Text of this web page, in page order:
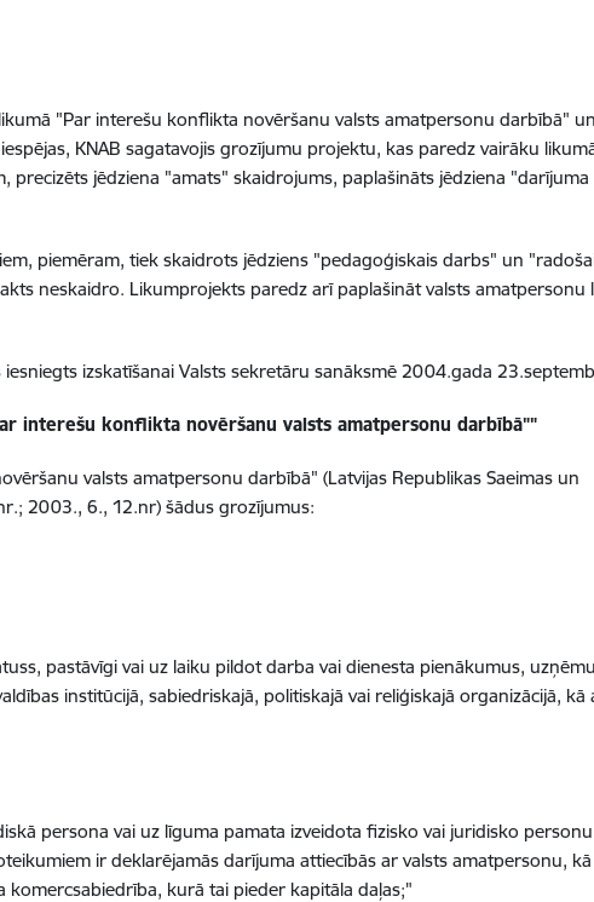
"Par interešu konflikta novēršanu valsts amatpersonu darbībā" un
KNAB sagatavojis grozījumu projektu, kas paredz vairāku
precizēts jēdziena "amats" skaidrojums, paplašināts jēdziena "darījuma
piemēram, tiek skaidrots jēdziens "pedagoģiskais darbs" un
neskaidro. Likumprojekts paredz arī paplašināt valsts amatpersonu
izskatīšanai Valsts sekretāru sanāksmē 2004.gada
interešu konflikta novēršanu valsts amatpersonu darbībā""
valsts amatpersonu darbībā" (Latvijas Republikas Saeimas un
2003., 6., 12.nr) šādus grozījumus:
pastāvīgi vai uz laiku pildot darba vai dienesta pienākumus,
institūcijā, sabiedriskajā, politiskajā vai reliģiskajā organizācijā, kā
persona vai uz līguma pamata izveidota fizisko vai juridisko personu
ir deklarējamās darījuma attiecībās ar valsts amatpersonu,
komercsabiedrība, kurā tai pieder kapitāla daļas;"